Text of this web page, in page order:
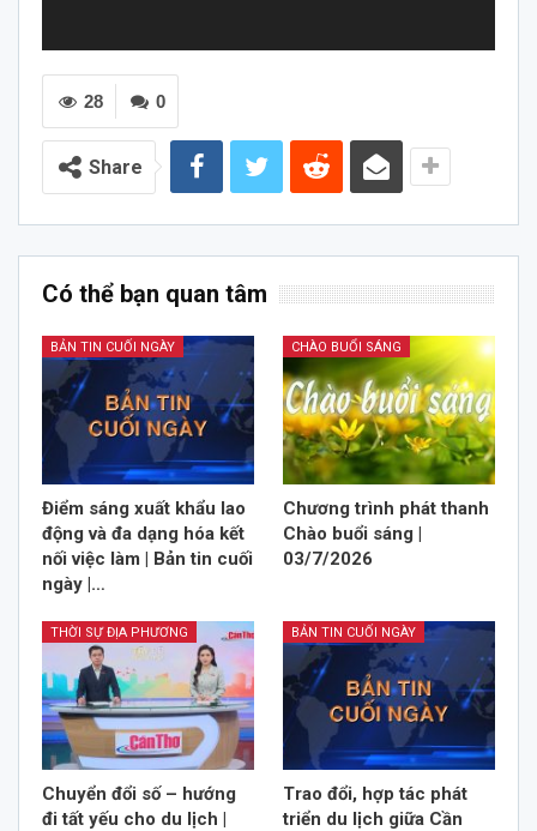
0
28
Share
Có thể bạn quan tâm
BẢN TIN CUỐI NGÀY
Điểm sáng xuất khẩu lao
động và đa dạng hóa kết
nối việc làm | Bản tin cuối
ngày |…
CHÀO BUỔI SÁNG
Chương trình phát thanh
Chào buổi sáng |
03/7/2026
THỜI SỰ ĐỊA PHƯƠNG
Chuyển đổi số – hướng
đi tất yếu cho du lịch |
BẢN TIN CUỐI NGÀY
Trao đổi, hợp tác phát
triển du lịch giữa Cần